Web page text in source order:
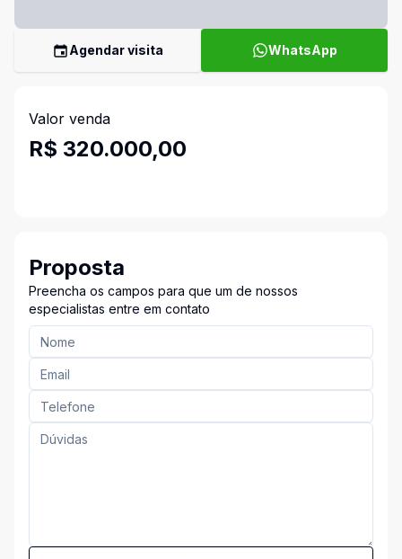
Agendar visita WhatsApp
Valor venda
R$ 320.000,00
Proposta
Preencha os campos para que um de nossos
especialistas entre em contato